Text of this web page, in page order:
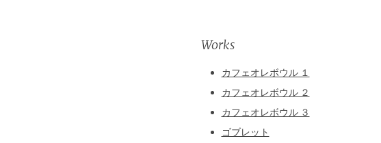
Works
カフェオレボウル １
カフェオレボウル ２
カフェオレボウル ３
ゴブレット